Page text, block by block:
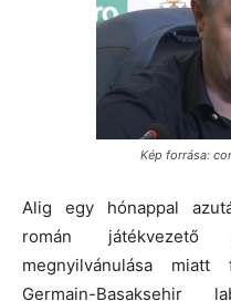
Kép forrása:
Alig egy hónappal
román játékvezető
megnyilvánulása
Germain-Basaksehir